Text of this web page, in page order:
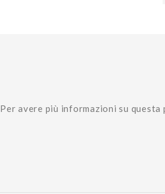
Per avere più informazioni su